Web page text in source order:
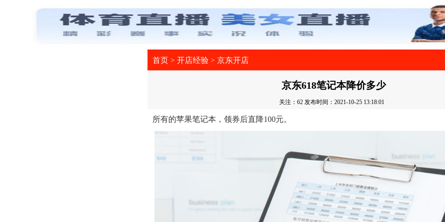
首页 > 开店经验 > 京东开店
京东618笔记本降价多少
关注：62 发布时间：2021-10-25 13:18:01
所有的苹果笔记本，领券后直降100元。